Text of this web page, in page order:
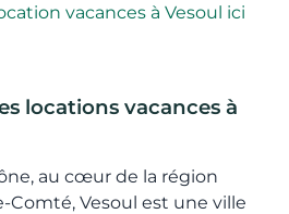
vacances à Vesoul ici
locations vacances à
au cœur de la région
Comté, Vesoul est une ville